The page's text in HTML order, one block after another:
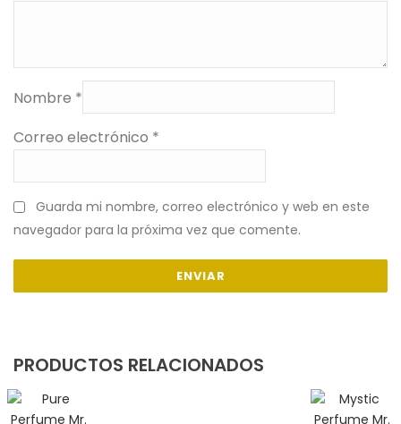
Nombre *
Correo electrónico *
Guarda mi nombre, correo electrónico y web en este
navegador para la próxima vez que comente.
PRODUCTOS RELACIONADOS